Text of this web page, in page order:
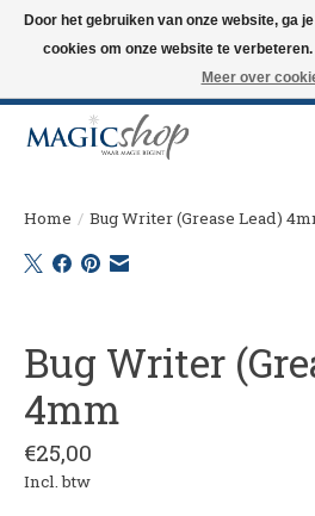
Altijd de nieuwste trucs op voorraad. Snelle
Langskomen in onze winkel? Bel of mail om
Home / Bug Writer (Grease Lead)
Bug Writer
4mm
€25,00
Incl. btw
Door het gebruiken van onze website, ga
cookies om onze website te verbeteren.
Meer over